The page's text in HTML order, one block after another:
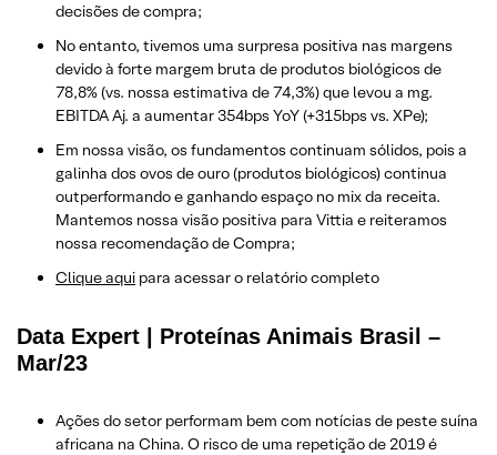
decisões de compra;
No entanto, tivemos uma surpresa positiva nas margens
devido à forte margem bruta de produtos biológicos de
78,8% (vs. nossa estimativa de 74,3%) que levou a mg.
EBITDA Aj. a aumentar 354bps YoY (+315bps vs. XPe);
Em nossa visão, os fundamentos continuam sólidos, pois a
galinha dos ovos de ouro (produtos biológicos) continua
outperformando e ganhando espaço no mix da receita.
Mantemos nossa visão positiva para Vittia e reiteramos
nossa recomendação de Compra;
Clique aqui para acessar o relatório completo
Data Expert | Proteínas Animais Brasil –
Mar/23
Ações do setor performam bem com notícias de peste suína
africana na China. O risco de uma repetição de 2019 é